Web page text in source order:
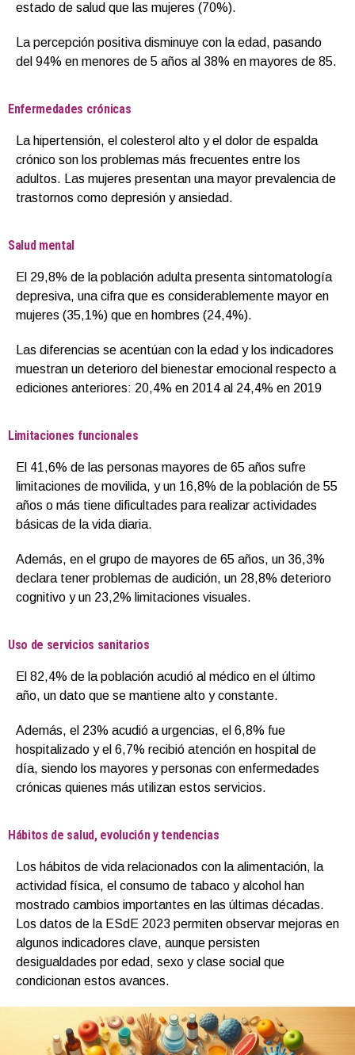
estado de salud que las mujeres (70%).
La percepción positiva disminuye con la edad, pasando
del 94% en menores de 5 años al 38% en mayores de 85.
Enfermedades crónicas
La hipertensión, el colesterol alto y el dolor de espalda
crónico son los problemas más frecuentes entre los
adultos. Las mujeres presentan una mayor prevalencia de
trastornos como depresión y ansiedad.
Salud mental
El 29,8% de la población adulta presenta sintomatología
depresiva, una cifra que es considerablemente mayor en
mujeres (35,1%) que en hombres (24,4%).
Las diferencias se acentúan con la edad y los indicadores
muestran un deterioro del bienestar emocional respecto a
ediciones anteriores: 20,4% en 2014 al 24,4% en 2019
Limitaciones funcionales
El 41,6% de las personas mayores de 65 años sufre
limitaciones de movilida, y un 16,8% de la población de 55
años o más tiene dificultades para realizar actividades
básicas de la vida diaria.
Además, en el grupo de mayores de 65 años, un 36,3%
declara tener problemas de audición, un 28,8% deterioro
cognitivo y un 23,2% limitaciones visuales.
Uso de servicios sanitarios
El 82,4% de la población acudió al médico en el último
año, un dato que se mantiene alto y constante.
Además, el 23% acudió a urgencias, el 6,8% fue
hospitalizado y el 6,7% recibió atención en hospital de
día, siendo los mayores y personas con enfermedades
crónicas quienes más utilizan estos servicios.
Hábitos de salud, evolución y tendencias
Los hábitos de vida relacionados con la alimentación, la
actividad física, el consumo de tabaco y alcohol han
mostrado cambios importantes en las últimas décadas.
Los datos de la ESdE 2023 permiten observar mejoras en
algunos indicadores clave, aunque persisten
desigualdades por edad, sexo y clase social que
condicionan estos avances.